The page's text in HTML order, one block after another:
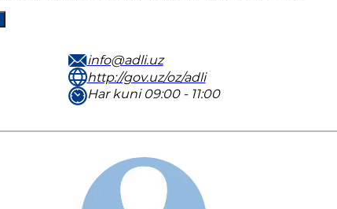
info@adli.uz
http://gov.uz/oz/adli
Har kuni 09:00 - 11:00